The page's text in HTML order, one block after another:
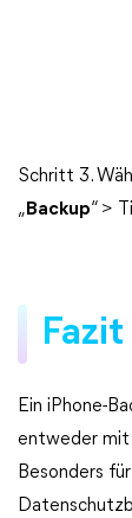
Schritt 3.
„ Backup“ >
Fazit
Ein iPhone-
entweder mit
Besonders